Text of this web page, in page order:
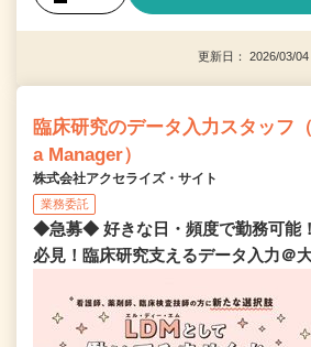
更新日： 2026/03/
臨床研究のデータ入力スタッフ
a Manager）
株式会社アクセライズ・サイト
業務委託
◆急募◆ 好きな日・頻度で勤務可能
必見！臨床研究支えるデータ入力＠